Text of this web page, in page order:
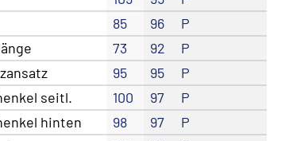
85 96
P
73 92
P
95 95
P
seitl.
100 97
P
hinten
98 97
P